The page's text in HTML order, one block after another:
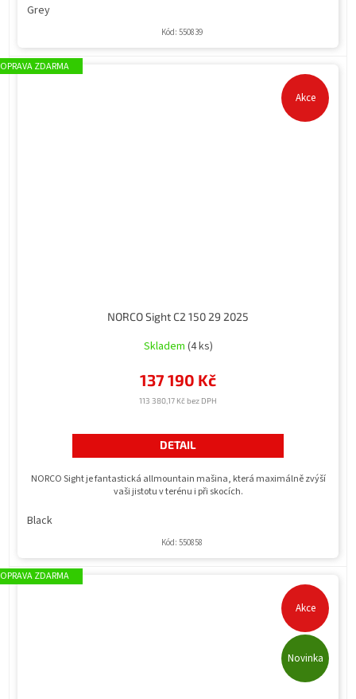
Grey
Kód: 550839
Akce
ZDARMA
NORCO Sight C2 150 29 2025
Skladem (4 ks)
113 380,17 Kč bez DPH
137 190 Kč
DETAIL
NORCO Sight je fantastická allmountain mašina, která maximálně zvýší
vaši jistotu v terénu i při skocích.
Black
Kód: 550858
Akce
Novinka
ZDARMA